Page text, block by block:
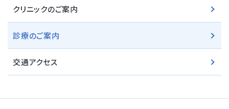
クリニックのご案内
診療のご案内
交通アクセス